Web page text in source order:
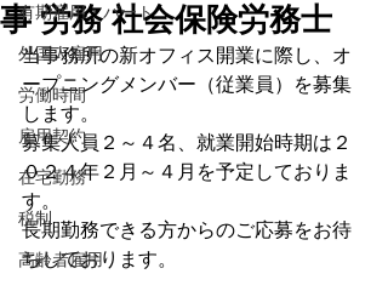
有期雇用・パート
外国人雇用
労働時間
雇用契約
在宅勤務
税制
高齢者雇用
事 労務 社会保険労務士
当事務所の新オフィス開業に際し、オ
ープニングメンバー（従業員）を募集
します。
募集人員２～４名、就業開始時期は２
０２４年２月～４月を予定しておりま
す。
長期勤務できる方からのご応募をお待
ちしております。